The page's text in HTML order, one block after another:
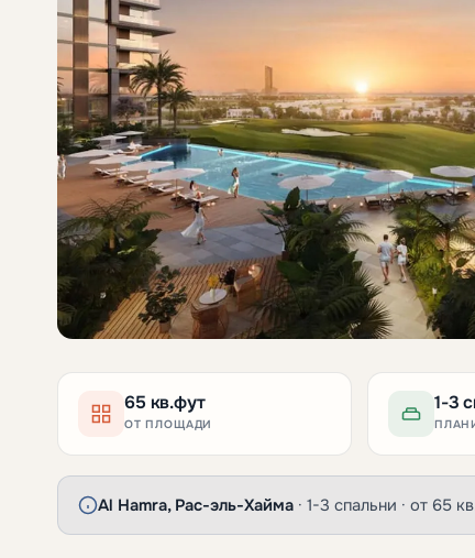
65 кв.фут
ОТ ПЛОЩАДИ
1-3
Al Hamra, Рас-эль-Хайма · 1-3 спальни · от 65